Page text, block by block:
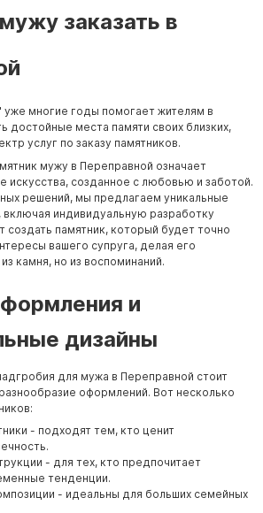
заказать в
уже многие годы помогает жителям в
достойные места памяти своих близких,
услуг по заказу памятников.
мужу в Переправной означает
искусства, созданное с любовью и заботой.
решений, мы предлагаем уникальные
индивидуальную разработку
создать памятник, который будет точно
вашего супруга, делая его
камня, но из воспоминаний.
и
дизайны
для мужа в Переправной стоит
оформлений. Вот несколько
- подходят тем, кто ценит
- для тех, кто предпочитает
тенденции.
- идеальны для больших семейных